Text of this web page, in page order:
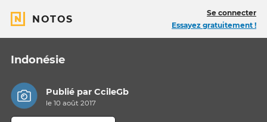
NOTOS
Se connecter
Essayez gratuitement !
Indonésie
Publié parCcileGb
le 10 août 2017